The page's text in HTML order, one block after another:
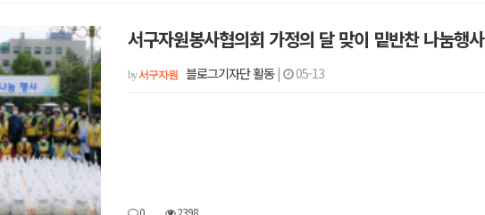
서구자원봉사협의회 가정의 달 맞이 밑반찬 나눔행사
by서구자원 블로그기자단 활동 | 05-13
0 2398